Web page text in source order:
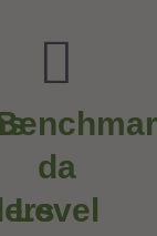
da
Level